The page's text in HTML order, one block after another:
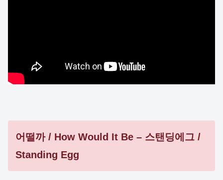
어떨까 / How Would It Be – 스탠딩에그 /
Standing Egg